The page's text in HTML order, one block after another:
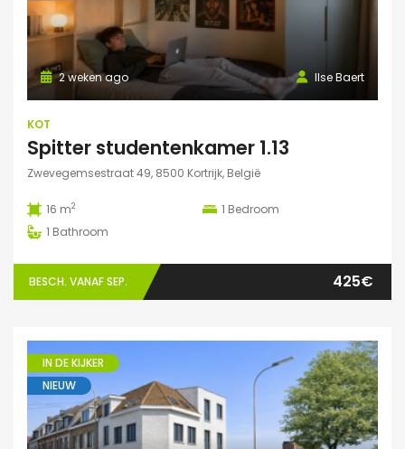
Ilse Baert
2 weken ago
KOT
Spitter studentenkamer 1.13
Zwevegemsestraat 49, 8500 Kortrijk, België
16 m2 1 Bedroom
1 Bathroom
BESCH. VANAF SEP. 425€
IN DE KIJKER
NIEUW